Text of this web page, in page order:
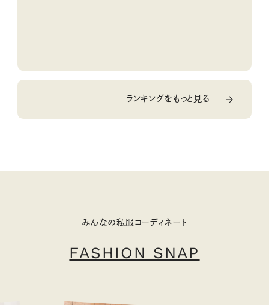
ランキングをもっと見る
みんなの私服コーディネート
FASHION SNAP